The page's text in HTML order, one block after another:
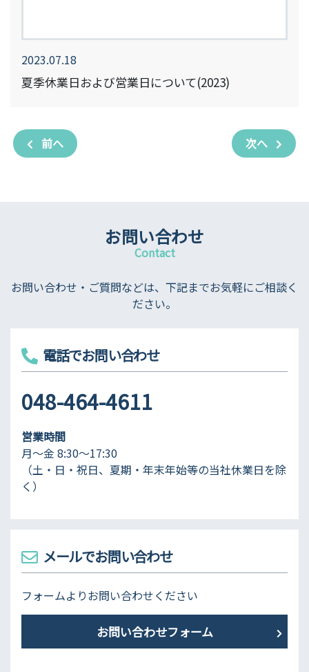
2023.07.18
夏季休業日および営業日について(2023)
前へ 次へ
お問い合わせ
Contact
お問い合わせ・ご質問などは、下記までお気軽にご相談く
ださい。
電話でお問い合わせ
048-464-4611
営業時間
月～金 8:30～17:30
（土・日・祝日、夏期・年末年始等の当社休業日を除
く）
メールでお問い合わせ
フォームよりお問い合わせください
お問い合わせフォーム